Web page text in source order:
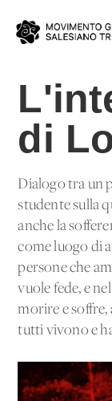
di
Dialogo tra un
studente sulla
anche la
come luogo di
persone che
vuole fede, e
morire e soffre,
tutti vivono e